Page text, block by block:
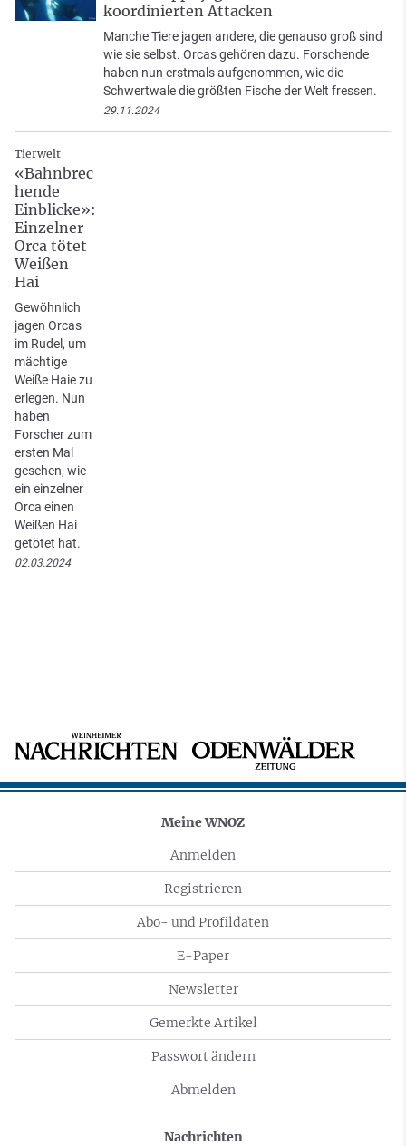
koordinierten Attacken
Manche Tiere jagen andere, die genauso groß sind
wie sie selbst. Orcas gehören dazu. Forschende
haben nun erstmals aufgenommen, wie die
Schwertwale die größten Fische der Welt fressen.
29.11.2024
Tierwelt
«Bahnbrec
hende
Einblicke»:
Einzelner
Orca tötet
Weißen
Hai
Gewöhnlich
jagen Orcas
im Rudel, um
mächtige
Weiße Haie zu
erlegen. Nun
haben
Forscher zum
ersten Mal
gesehen, wie
ein einzelner
Orca einen
Weißen Hai
getötet hat.
02.03.2024
Meine WNOZ
Anmelden
Registrieren
Abo- und Profildaten
E-Paper
Newsletter
Gemerkte Artikel
Passwort ändern
Abmelden
Nachrichten